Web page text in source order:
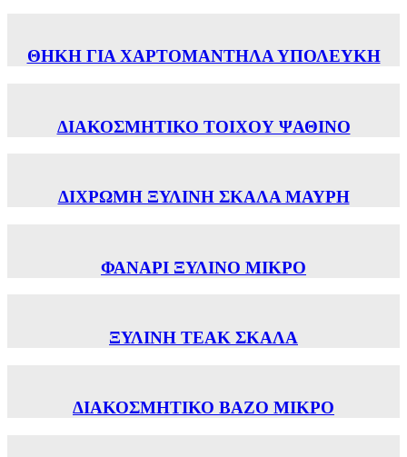
ΘΗΚΗ ΓΙΑ ΧΑΡΤΟΜΑΝΤΗΛΑ ΥΠΟΛΕΥΚH
ΔΙΑΚΟΣΜΗΤΙΚΟ ΤΟΙΧΟΥ ΨΑΘΙΝΟ
ΔΙΧΡΩΜΗ ΞΥΛΙΝΗ ΣΚΑΛΑ ΜΑΥΡΗ
ΦΑΝΑΡΙ ΞΥΛΙΝΟ ΜΙΚΡΟ
ΞΥΛΙΝΗ TEAK ΣΚΑΛΑ
ΔΙΑΚΟΣΜΗΤΙΚΟ ΒΑΖΟ ΜΙΚΡΟ